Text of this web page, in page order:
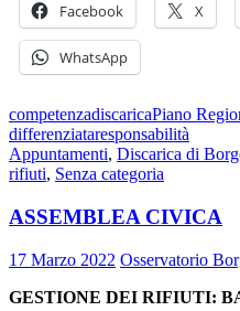
Facebook X
WhatsApp
competenzadiscaricaPiano
differenziataresponsabilità
Appuntamenti, Discarica di
rifiuti, Senza categoria
ASSEMBLEA CIVICA
17 Marzo 2022 Osservatorio
GESTIONE DEI RIFIUTI: